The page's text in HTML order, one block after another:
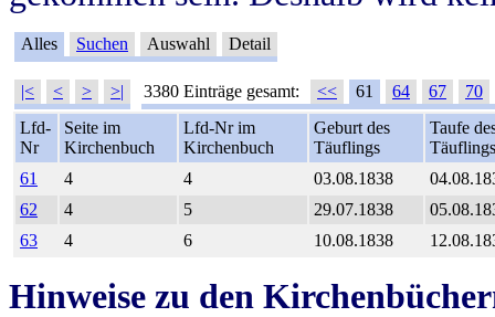
Alles Suchen Auswahl Detail
|< < > >| 3380 Einträge gesamt: << 61 64 67
70
Lfd-
Nr
Seite im
Kirchenbuch
Lfd-Nr im
Kirchenbuch
Geburt des
Täuflings
Taufe
Täuflings
61
4 4 03.08.1838
62
4 5 29.07.1838
63
4 6 10.08.1838
Hinweise zu den